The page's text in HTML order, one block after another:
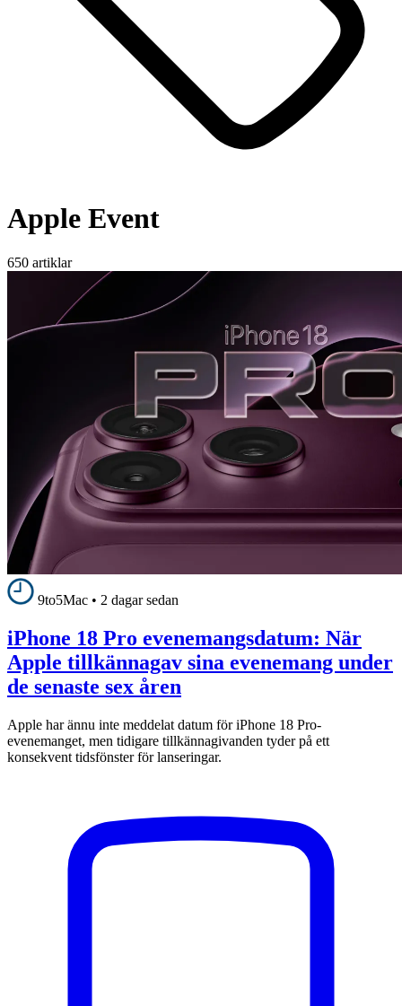
Apple Event
650 artiklar
9to5Mac • 2 dagar sedan
iPhone 18 Pro evenemangsdatum: När
Apple tillkännagav sina evenemang under
de senaste sex åren
Apple har ännu inte meddelat datum för iPhone 18 Pro-
evenemanget, men tidigare tillkännagivanden tyder på ett
konsekvent tidsfönster för lanseringar.